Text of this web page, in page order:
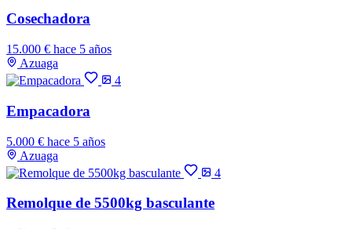
Cosechadora
15.000 € hace 5 años
Azuaga
4
Empacadora
5.000 € hace 5 años
Azuaga
4
Remolque de 5500kg basculante